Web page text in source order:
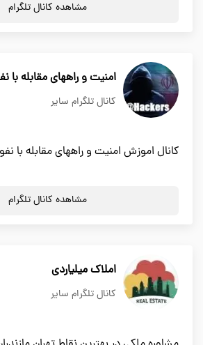
مشاهده کانال تلگرام
امنیت و راههای مقابله با
کانال تلگرام سایر
کانال اموزش امنیت و راههای مقابله با
مشاهده کانال تلگرام
املاک میلیاردی
کانال تلگرام سایر